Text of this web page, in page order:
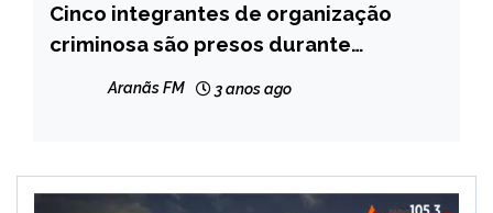
MINAS
GERAIS
NOTÍCIAS
Cinco integrantes de organização
criminosa são presos durante
Aranãs FM 3 anos ago